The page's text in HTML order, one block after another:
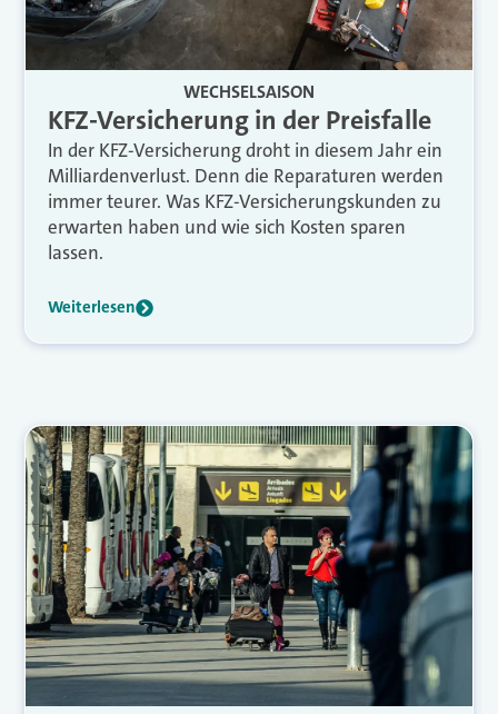
WECHSELSAISON
KFZ-Versicherung in der Preisfalle
In der KFZ-Versicherung droht in diesem Jahr ein
Milliardenverlust. Denn die Reparaturen werden
immer teurer. Was KFZ-Versicherungskunden zu
erwarten haben und wie sich Kosten sparen
lassen.
Weiterlesen